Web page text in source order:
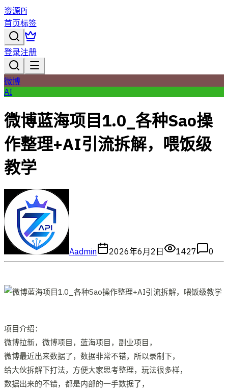
资源Pi
首页标签
登录注册
微博
AI
微博蓝海项目1.0_各种Sao操
作整理+AI引流拆解，喂饭级
教学
Aadmin 2026年6月2日 1427 0
项目介绍：
微博拉新，微博项目，蓝海项目，副业项目，
微博最近出来数据了，数据非常不错，所以录制下，
给大伙拆解下打法，方便大家思考整理，玩法很多样，
数据出来的不错，都是内部的一手数据了，